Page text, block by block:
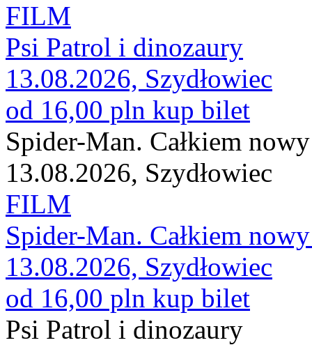
FILM
Psi Patrol i dinozaury
13.08.2026, Szydłowiec
od 16,00 pln kup bilet
Spider-Man. Całkiem
13.08.2026, Szydłowiec
FILM
Spider-Man. Całkiem
13.08.2026, Szydłowiec
od 16,00 pln kup bilet
Psi Patrol i dinozaury